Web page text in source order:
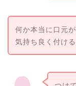
何か本当に口元
気持ち良く付け